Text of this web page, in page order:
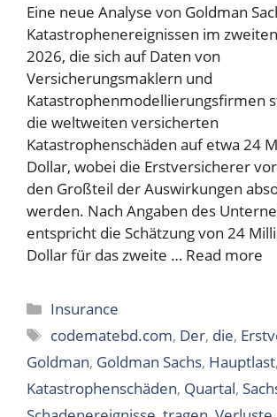
Eine neue Analyse von Goldman
Katastrophenereignissen im
2026, die sich auf Daten von
Versicherungsmaklern und
Katastrophenmodellierungsfirmen
die weltweiten versicherten
Katastrophenschäden auf etwa 24
Dollar, wobei die Erstversicherer
den Großteil der Auswirkungen
werden. Nach Angaben des
entspricht die Schätzung von 24
Dollar für das zweite … Read more
Categories
Insurance
Tags
codematebd.com, Der, die,
Goldman, Goldman Sachs, Hauptlast,
Katastrophenschäden, Quartal,